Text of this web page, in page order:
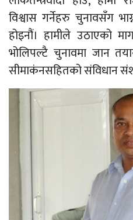
विश्वास गर्नेहरु चुनावसँग
होइनौं। हामीले उठाएको
भोलिपल्टै चुनावमा जान
सीमाकंनसहितको संविधान